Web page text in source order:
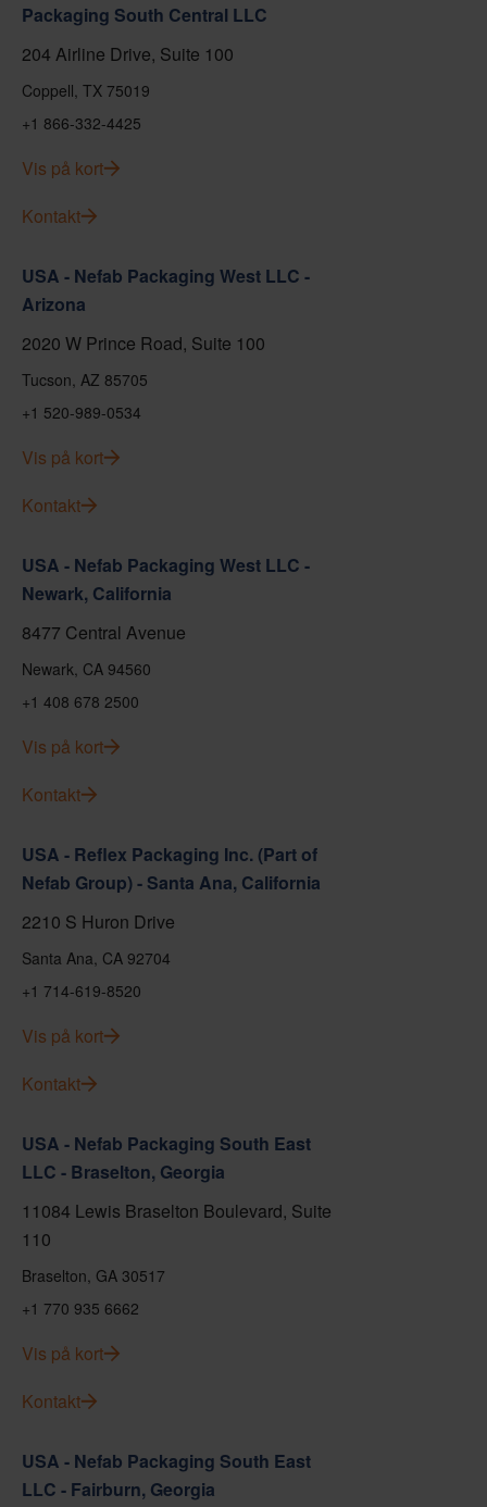
Packaging South Central LLC
204 Airline Drive, Suite 100
Coppell, TX 75019
+1 866-332-4425
Vis på kort
Kontakt
USA - Nefab Packaging West LLC -
Arizona
2020 W Prince Road, Suite 100
Tucson, AZ 85705
+1 520-989-0534
Vis på kort
Kontakt
USA - Nefab Packaging West LLC -
Newark, California
8477 Central Avenue
Newark, CA 94560
+1 408 678 2500
Vis på kort
Kontakt
USA - Reflex Packaging Inc. (Part of
Nefab Group) - Santa Ana, California
2210 S Huron Drive
Santa Ana, CA 92704
+1 714-619-8520
Vis på kort
Kontakt
USA - Nefab Packaging South East
LLC - Braselton, Georgia
11084 Lewis Braselton Boulevard, Suite
110
Braselton, GA 30517
+1 770 935 6662
Vis på kort
Kontakt
USA - Nefab Packaging South East
LLC - Fairburn, Georgia